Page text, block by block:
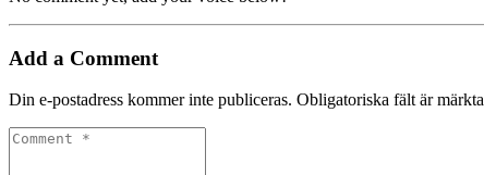
Add a Comment
Din e-postadress kommer inte publiceras. Obligatoriska fält är märkta
Comment